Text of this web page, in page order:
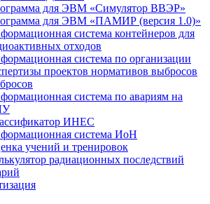
для ЭВМ «Симулятор ВВЭР»
для ЭВМ «ПАМИР (версия 1.0)»
система контейнеров для
отходов
система по организации
проектов нормативов выбросов
система по авариям на
ИНЕС
система ИоН
учений и тренировок
радиационных последствий